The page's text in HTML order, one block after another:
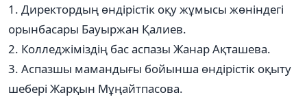
1. Директордың өндірістік оқу жұмысы жөніндегі
орынбасары Бауыржан Қалиев.
2. Колледжіміздің бас аспазы Жанар Ақташева.
3. Аспазшы мамандығы бойынша өндірістік оқыту
шебері Жарқын Мұңайтпасова.